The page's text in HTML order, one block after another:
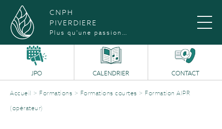
CNPH
PIVERDIERE
Plus qu'une passion…
JPO CALENDRIER CONTACT
Accueil > Formations > Formations courtes > Formation AIPR
(opérateur)